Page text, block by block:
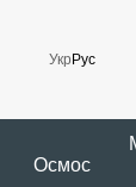
Укр Рус
Осмос